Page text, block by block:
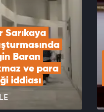
Sarıkaya
Baran
ve para
iddiası